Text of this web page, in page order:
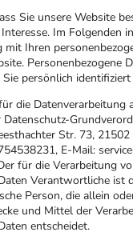
Sie unsere Website
Im Folgenden
mit Ihren
Personenbezogene
persönlich
die Datenverarbeitung
Str. 73, 21502
E-Mail:
für die Verarbeitung
Verantwortliche ist
Person, die allein
und Mittel der
entscheidet.